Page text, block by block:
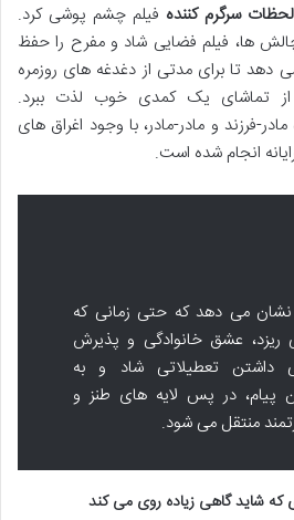
سرگرم کننده فیلم چشم پوشی کرد.
ها، فیلم فضایی شاد و مفرح را حفظ
تا برای مدتی از دغدغه های روزمره
از تماشای یک کمدی خوب لذت ببرد.
فرزند و مادر-مادر، با وجود اغراق های
انجام شده است.
می دهد که حتی زمانی که
عشق خانوادگی و پذیرش
داشتن تعطیلاتی شاد و به
پیام، در پس لایه های طنز و
منتقل می شود.